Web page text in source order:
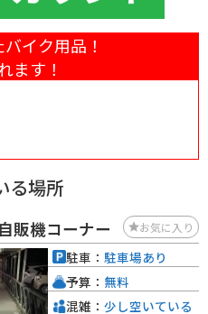
イク用品！
ます！
る場所
販機コーナー お気に入り
駐車： 駐車場あり
予算： 無料
混雑： 少し空いている